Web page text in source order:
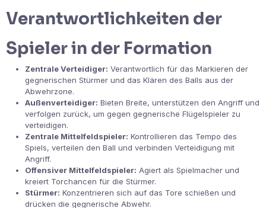
Verantwortlichkeiten der
Spieler in der Formation
Zentrale Verteidiger: Verantwortlich für das Markieren der
gegnerischen Stürmer und das Klären des Balls aus der
Abwehrzone.
Außenverteidiger: Bieten Breite, unterstützen den Angriff und
verfolgen zurück, um gegen gegnerische Flügelspieler zu
verteidigen.
Zentrale Mittelfeldspieler: Kontrollieren das Tempo des
Spiels, verteilen den Ball und verbinden Verteidigung mit
Angriff.
Offensiver Mittelfeldspieler: Agiert als Spielmacher und
kreiert Torchancen für die Stürmer.
Stürmer: Konzentrieren sich auf das Tore schießen und
drücken die gegnerische Abwehr.